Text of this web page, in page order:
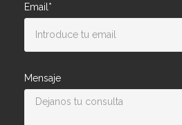
Email*
Mensaje